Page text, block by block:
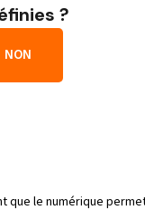
?
NON
que le numérique